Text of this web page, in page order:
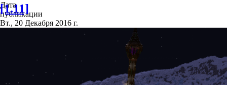
[1.11]
Дата
публикации
Вт., 20 Декабря 2016 г.